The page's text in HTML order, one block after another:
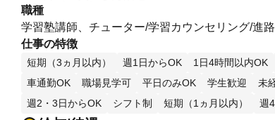
職種
学習塾講師、チューター/学習カウンセリング/進
仕事の特徴
短期（3ヵ月以内） 週1日からOK 1日4時間以内OK
車通勤OK
職場見学可 平日のみOK 学生歓迎 未
週2・3日からOK
シフト制 短期（1ヵ月以内） 週